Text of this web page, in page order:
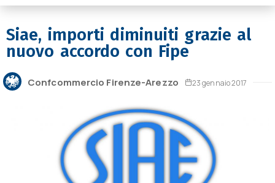
Siae, importi diminuiti grazie al
nuovo accordo con Fipe
Confcommercio Firenze-Arezzo 23 gennaio 2017